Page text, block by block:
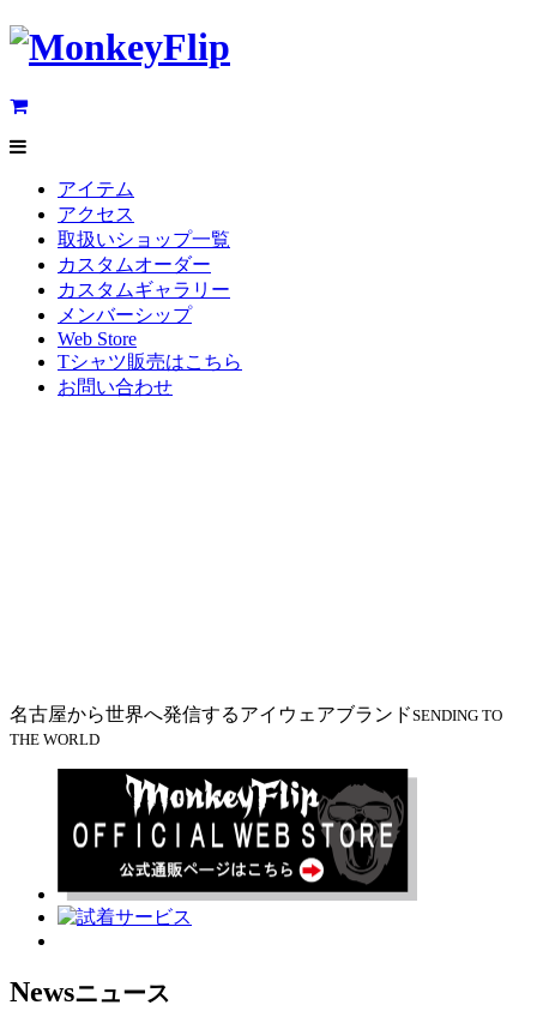
アイテム
アクセス
取扱いショップ一覧
カスタムオーダー
カスタムギャラリー
メンバーシップ
Web Store
Tシャツ販売はこちら
お問い合わせ
名古屋から世界へ発信するアイウェアブランドSENDING TO
THE WORLD
Newsニュース